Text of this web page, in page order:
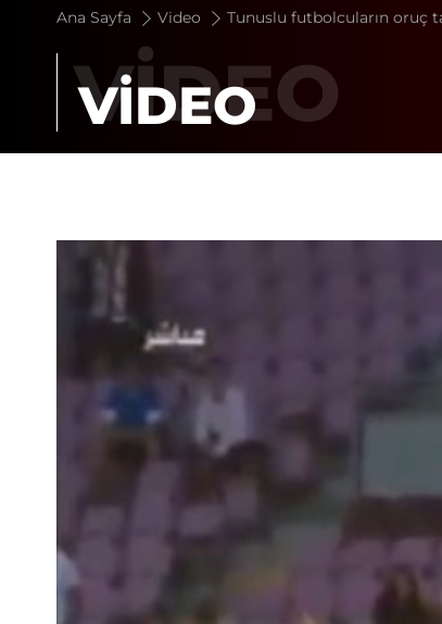
Ana Sayfa Video Tunuslu futbolcuların oruç
VİDEO